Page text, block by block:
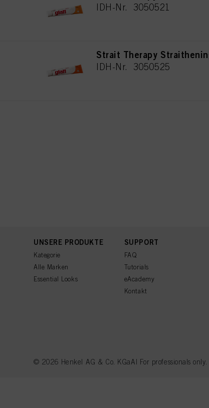
IDH-Nr. 3050521
Strait Therapy
IDH-Nr. 3050525
UNSERE PRODUKTE
Kategorie
Alle Marken
Essential Looks
SUPPORT
FAQ
Tutorials
eAcademy
Kontakt
© 2026 Henkel AG & Co. KGaA| For professionals only.